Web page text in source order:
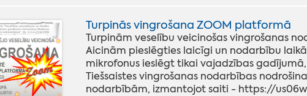
Turpinās vingrošana ZOOM platformā
Turpinām veselību veicinošas vingrošanas
Aicinām pieslēgties laicīgi un nodarbību
mikrofonus ieslēgt tikai vajadzības
Tiešsaistes vingrošanas nodarbības
nodarbībām, izmantojot saiti - https://